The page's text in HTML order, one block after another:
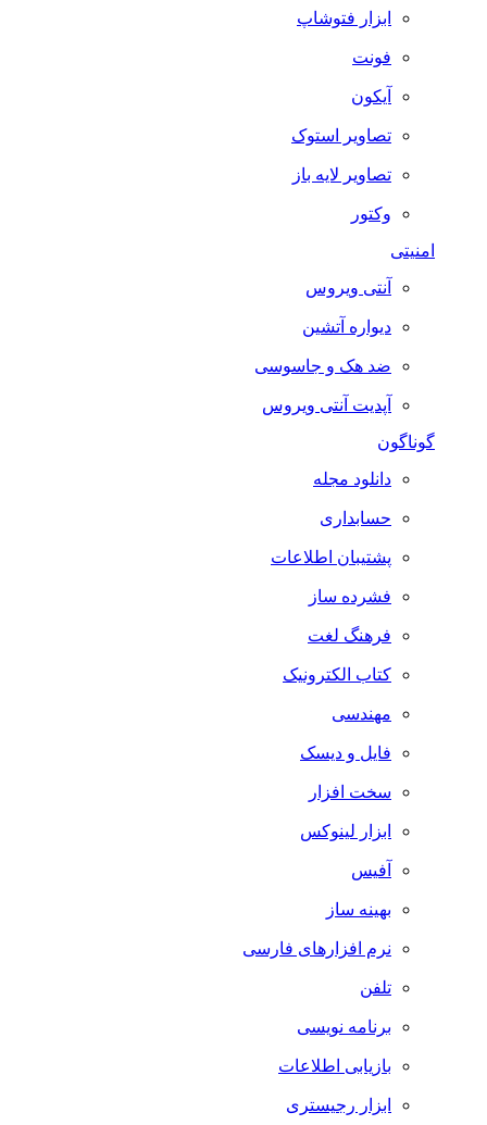
ابزار فتوشاپ
فونت
آیکون
تصاویر استوک
تصاویر لایه باز
وکتور
امنیتی
آنتی ویروس
دیواره آتشین
ضد هک و جاسوسی
آپدیت آنتی ویروس
گوناگون
دانلود مجله
حسابداری
پشتیبان اطلاعات
فشرده ساز
فرهنگ لغت
کتاب الکترونیک
مهندسی
فایل و دیسک
سخت افزار
ابزار لینوکس
آفیس
بهینه ساز
نرم افزارهای فارسی
تلفن
برنامه نویسی
بازیابی اطلاعات
ابزار رجیستری